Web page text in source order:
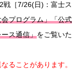
戦［7/26(日)：富士ス
プログラム」「公式
ス通信」をご覧いた
ることがあります。